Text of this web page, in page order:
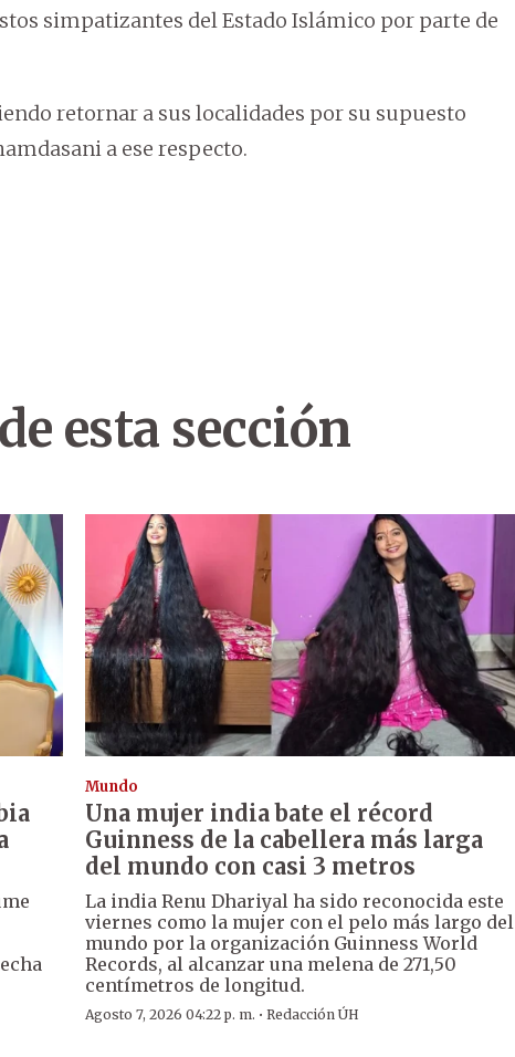
simpatizantes del Estado Islámico por parte de
retornar a sus localidades por su supuesto
a ese respecto.
esta sección
Mundo
Una mujer india bate el récord
Guinness de la cabellera más larga
del mundo con casi 3 metros
La india Renu Dhariyal ha sido reconocida este
viernes como la mujer con el pelo más largo del
mundo por la organización Guinness World
Records, al alcanzar una melena de 271,50
centímetros de longitud.
Agosto 7, 2026 04:22 p. m. ·Redacción ÚH